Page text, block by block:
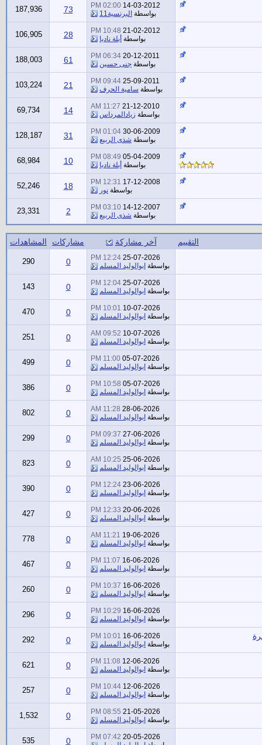
14-03-2012
02:00 PM
بواسطة البرنسية11 73
187,936
21-02-2012
10:48 PM
بواسطة أبلة ناديا 28
106,905
20-12-2011
06:34 PM
بواسطة جنى حسين 61
188,003
25-09-2011
09:44 PM
بواسطة سامية الحرف 21
103,224
21-12-2010
11:27 AM
بواسطة زيادالمرداس 14
69,734
30-06-2009
01:04 PM
بواسطة شذى الربيع 31
128,187
05-04-2009
08:49 PM
بواسطة أبلة ناديا 10
68,984
17-12-2008
12:31 PM
بواسطة نور 18
52,246
14-12-2007
03:10 PM
بواسطة شذى الربيع 2
23,331
التقييم آخر مشاركة مشاركات المشاهدات
25-07-2026
12:24 PM
بواسطة ابوالوليد المسلم 0
290
25-07-2026
12:04 PM
بواسطة ابوالوليد المسلم 0
143
10-07-2026
10:01 PM
بواسطة ابوالوليد المسلم 0
470
10-07-2026
09:52 AM
بواسطة ابوالوليد المسلم 0
251
05-07-2026
11:00 PM
بواسطة ابوالوليد المسلم 0
499
05-07-2026
10:58 PM
بواسطة ابوالوليد المسلم 0
386
28-06-2026
11:28 AM
بواسطة ابوالوليد المسلم 0
802
27-06-2026
09:37 PM
بواسطة ابوالوليد المسلم 0
299
25-06-2026
10:25 AM
بواسطة ابوالوليد المسلم 0
823
23-06-2026
12:24 PM
بواسطة ابوالوليد المسلم 0
390
20-06-2026
12:33 PM
بواسطة ابوالوليد المسلم 0
427
19-06-2026
11:21 AM
بواسطة ابوالوليد المسلم 0
778
16-06-2026
11:07 PM
بواسطة ابوالوليد المسلم 0
467
16-06-2026
10:37 PM
بواسطة ابوالوليد المسلم 0
260
16-06-2026
10:29 PM
بواسطة ابوالوليد المسلم 0
296
16-06-2026
10:01 PM
بواسطة ابوالوليد المسلم 0
292
12-06-2026
11:08 PM
بواسطة ابوالوليد المسلم 0
621
12-06-2026
10:44 PM
بواسطة ابوالوليد المسلم 0
257
21-05-2026
08:55 PM
بواسطة ابوالوليد المسلم 0
1,532
20-05-2026
07:42 PM
0
535